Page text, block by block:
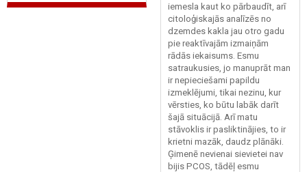
iemesla kaut ko pārbaudīt, arī
citoloģiskajās analīzēs no
dzemdes kakla jau otro gadu
pie reaktīvajām izmaiņām
rādās iekaisums. Esmu
satraukusies, jo manuprāt man
ir nepieciešami papildu
izmeklējumi, tikai nezinu, kur
vērsties, ko būtu labāk darīt
šajā situācijā. Arī matu
stāvoklis ir pasliktinājies, to ir
krietni mazāk, daudz plānāki.
Ģimenē nevienai sievietei nav
bijis PCOS, tādēļ esmu